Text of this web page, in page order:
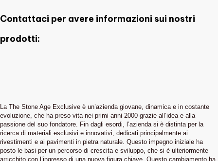
Contattaci per avere informazioni sui nostri
prodotti:
La The Stone Age Exclusive è un’azienda giovane, dinamica e in costante
evoluzione, che ha preso vita nei primi anni 2000 grazie all’idea e alla
passione del suo fondatore. Fin dagli esordi, l’azienda si è distinta per la
ricerca di materiali esclusivi e innovativi, dedicati principalmente ai
rivestimenti e ai pavimenti in pietra naturale. Questo impegno iniziale ha
posto le basi per un percorso di crescita e sviluppo, che si è ulteriormente
arricchito con l’ingresso di una nuova figura chiave. Questo cambiamento ha